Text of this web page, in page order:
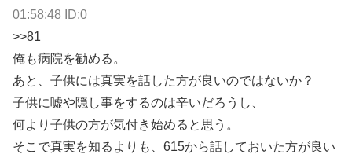
01:58:48 ID:0
>>81
俺も病院を勧める。
あと、子供には真実を話した方が良いのではないか？
子供に嘘や隠し事をするのは辛いだろうし、
何より子供の方が気付き始めると思う。
そこで真実を知るよりも、615から話しておいた方が良い